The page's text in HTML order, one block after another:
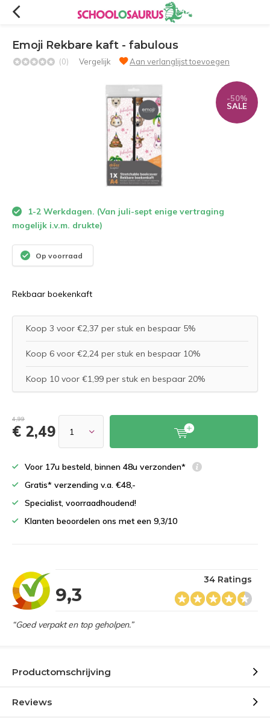
Emoji Rekbare kaft - fabulous
(0) Vergelijk Aan verlanglijst toevoegen
-50%
SALE
1-2 Werkdagen. (Van juli-sept enige vertraging
mogelijk i.v.m. drukte)
Op voorraad
Rekbaar boekenkaft
Koop 3 voor €2,37 per stuk en bespaar 5%
Koop 6 voor €2,24 per stuk en bespaar 10%
Koop 10 voor €1,99 per stuk en bespaar 20%
4,99
€ 2,49
Voor 17u besteld, binnen 48u verzonden*
Gratis* verzending v.a. €48,-
Specialist, voorraadhoudend!
Klanten beoordelen ons met een 9,3/10
9,3
34 Ratings
“Goed verpakt en top geholpen.”
Productomschrijving
Reviews